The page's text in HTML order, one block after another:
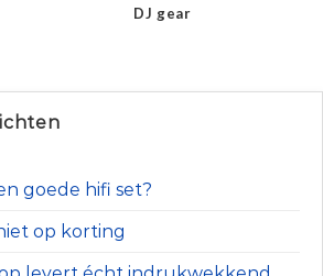
DJ gear
goede hifi set?
op korting